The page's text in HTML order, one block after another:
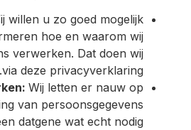
willen u zo goed mogelijk
hoe en waarom wij
verwerken. Dat doen wij
via deze privacyverklaring.
Wij letten er nauw op
van persoonsgegevens
datgene wat echt nodig